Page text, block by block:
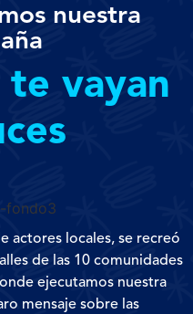
nuestra
te vayan
actores locales, se recreó
de las 10 comunidades
ejecutamos nuestra
mensaje sobre las